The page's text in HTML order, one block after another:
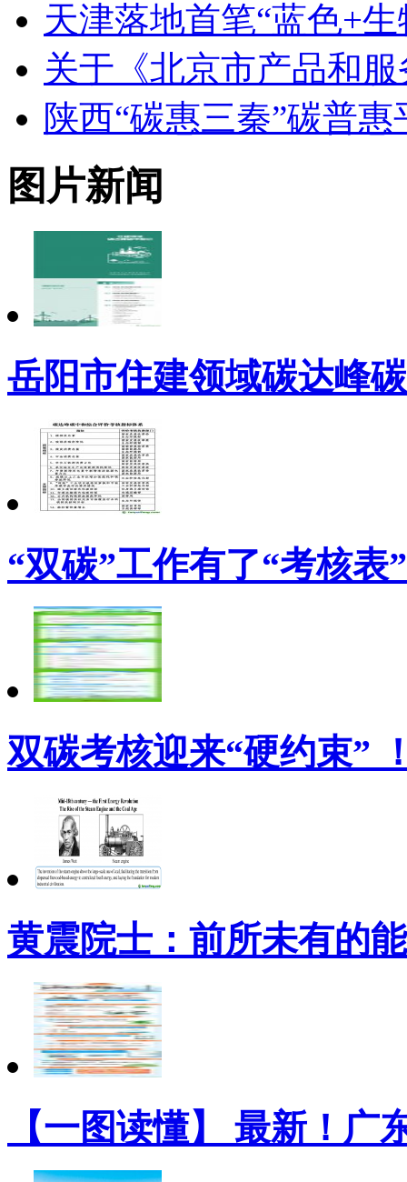
天津落地首笔“蓝色+
关于《北京市产品和
陕西“碳惠三秦”碳普
图片新闻
岳阳市住建领域碳达峰
“双碳”工作有了“考核表”
双碳考核迎来“硬约束”
黄震院士：前所未有的
【一图读懂】 最新！广